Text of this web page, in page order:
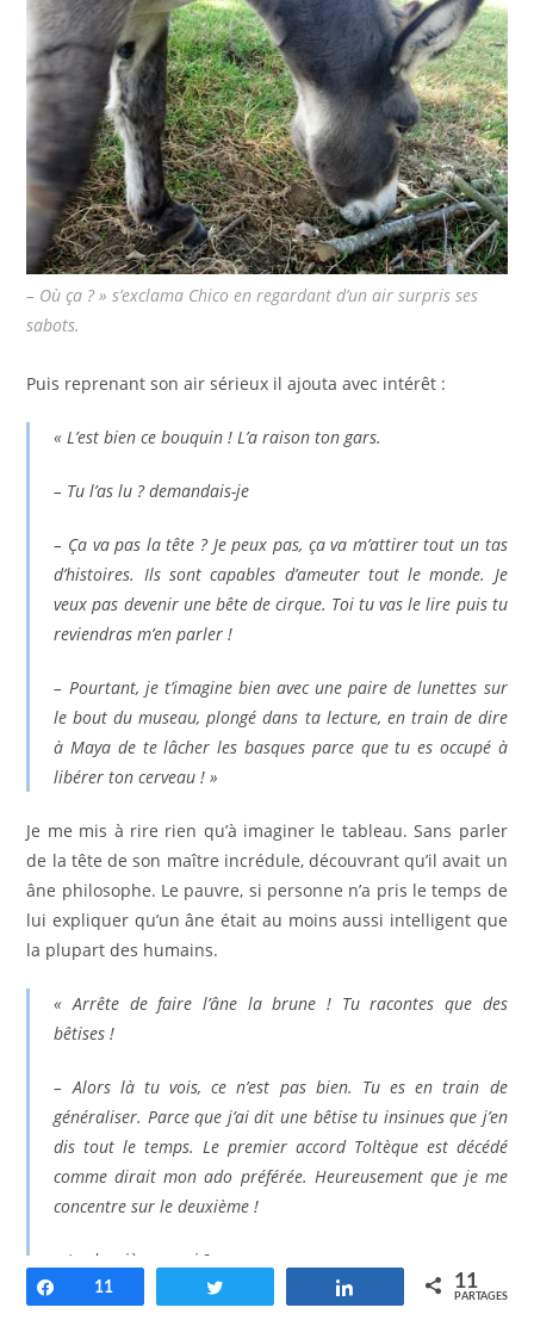
– Où ça ? » s’exclama Chico en regardant d’un air surpris ses
sabots.
Puis reprenant son air sérieux il ajouta avec intérêt :
« L’est bien ce bouquin ! L’a raison ton gars.
– Tu l’as lu ? demandais-je
– Ça va pas la tête ? Je peux pas, ça va m’attirer tout un tas
d’histoires. Ils sont capables d’ameuter tout le monde. Je
veux pas devenir une bête de cirque. Toi tu vas le lire puis tu
reviendras m’en parler !
– Pourtant, je t’imagine bien avec une paire de lunettes sur
le bout du museau, plongé dans ta lecture, en train de dire
à Maya de te lâcher les basques parce que tu es occupé à
libérer ton cerveau ! »
Je me mis à rire rien qu’à imaginer le tableau. Sans parler
de la tête de son maître incrédule, découvrant qu’il avait un
âne philosophe. Le pauvre, si personne n’a pris le temps de
lui expliquer qu’un âne était au moins aussi intelligent que
la plupart des humains.
« Arrête de faire l’âne la brune ! Tu racontes que des
bêtises !
– Alors là tu vois, ce n’est pas bien. Tu es en train de
généraliser. Parce que j’ai dit une bêtise tu insinues que j’en
dis tout le temps. Le premier accord Toltèque est décédé
comme dirait mon ado préférée. Heureusement que je me
concentre sur le deuxième !
– Le deuxième quoi ?
Partagez
11 Partagez 11
PARTAGES